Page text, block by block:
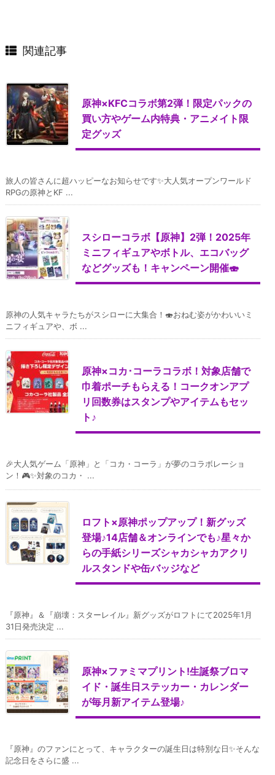
関連記事
原神×KFCコラボ第2弾！限定パックの
買い方やゲーム内特典・アニメイト限
定グッズ
旅人の皆さんに超ハッピーなお知らせです✨大人気オープンワールド
RPGの原神とKF ...
スシローコラボ【原神】2弾！2025年
ミニフィギュアやボトル、エコバッグ
などグッズも！キャンペーン開催🍣
原神の人気キャラたちがスシローに大集合！🍣おねむ姿がかわいいミ
ニフィギュアや、ボ ...
原神×コカ･コーラコラボ！対象店舗で
巾着ポーチもらえる！コークオンアプ
リ回数券はスタンプやアイテムもセッ
ト♪
🎉大人気ゲーム「原神」と「コカ・コーラ」が夢のコラボレーショ
ン！🎮✨対象のコカ・ ...
ロフト×原神ポップアップ！新グッズ
登場♪14店舗＆オンラインでも♪星々か
らの手紙シリーズシャカシャカアクリ
ルスタンドや缶バッジなど
『原神』＆『崩壊：スターレイル』新グッズがロフトにて2025年1月
31日発売決定 ...
原神×ファミマプリント!生誕祭ブロマ
イド・誕生日ステッカー・カレンダー
が毎月新アイテム登場♪
『原神』のファンにとって、キャラクターの誕生日は特別な日✨そんな
記念日をさらに盛 ...